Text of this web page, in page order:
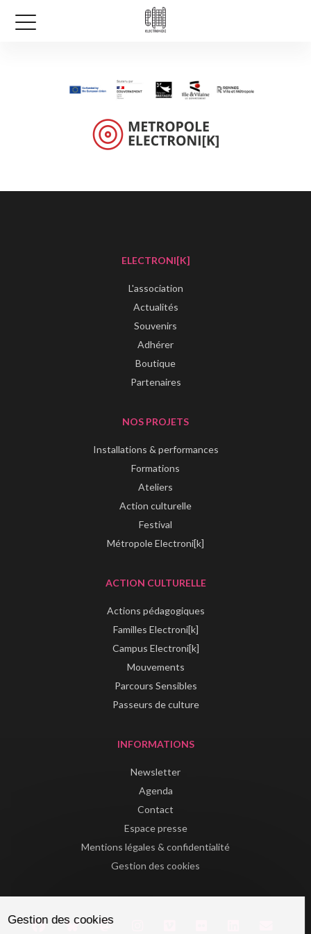
ELECTRONI[K]
L'association
Actualités
Souvenirs
Adhérer
Boutique
Partenaires
NOS PROJETS
Installations & performances
Formations
Ateliers
Action culturelle
Festival
Métropole Electroni[k]
ACTION CULTURELLE
Actions pédagogiques
Familles Electroni[k]
Campus Electroni[k]
Mouvements
Parcours Sensibles
Passeurs de culture
INFORMATIONS
Newsletter
Agenda
Contact
Espace presse
Mentions légales & confidentialité
Gestion des cookies
Gestion des cookies